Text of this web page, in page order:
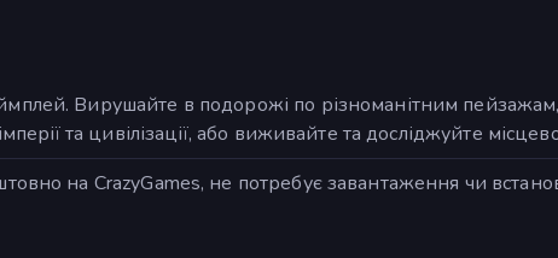
Вирушайте в подорожі по різноманітним
та цивілізації, або виживайте та досліджуйте
на CrazyGames, не потребує завантаження чи